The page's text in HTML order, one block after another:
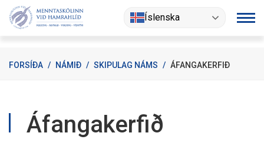
Fara
Íslenska
FORSÍÐA / NÁMIÐ / SKIPULAG NÁMS / ÁFANGAKERFIÐ
Áfangakerfið